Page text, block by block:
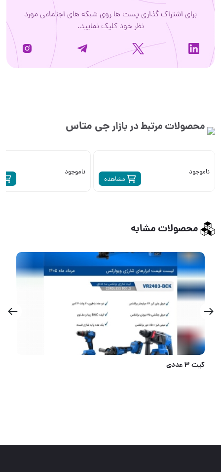
برای اشتراک گذاری پست ها روی شبکه های اجتماعی مورد
نظر خود کلیک نمایید.
محصولات مرتبط در بازارجی متاس
مشاهده
ناموجود ناموجود
محصولات مشابه
اره تاشو WINAL